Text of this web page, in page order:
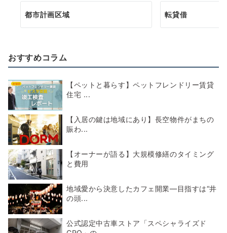
都市計画区域 転貸借
おすすめコラム
【ペットと暮らす】ペットフレンドリー賃貸
住宅 ...
【入居の鍵は地域にあり】長空物件がまちの
賑わ...
【オーナーが語る】大規模修繕のタイミング
と費用
地域愛から決意したカフェ開業―目指すは“井
の頭...
公式認定中古車ストア「スペシャライズド